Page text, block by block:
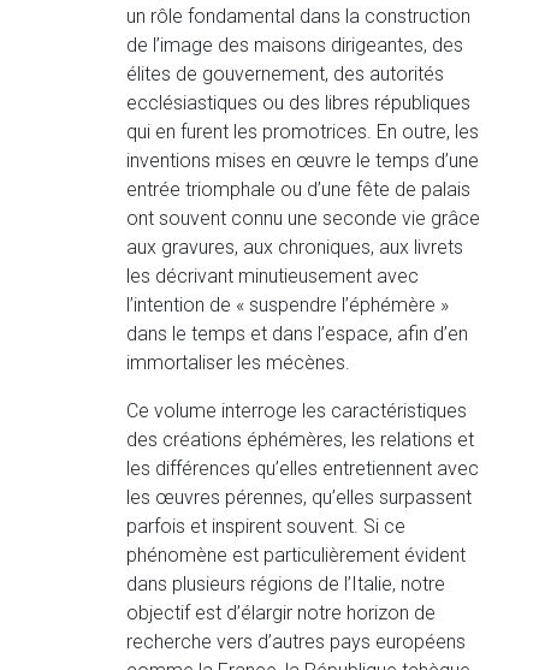
un rôle fondamental dans la construction
de l’image des maisons dirigeantes, des
élites de gouvernement, des autorités
ecclésiastiques ou des libres républiques
qui en furent les promotrices. En outre, les
inventions mises en œuvre le temps d’une
entrée triomphale ou d’une fête de palais
ont souvent connu une seconde vie grâce
aux gravures, aux chroniques, aux livrets
les décrivant minutieusement avec
l’intention de « suspendre l’éphémère »
dans le temps et dans l’espace, afin d’en
immortaliser les mécènes.
Ce volume interroge les caractéristiques
des créations éphémères, les relations et
les différences qu’elles entretiennent avec
les œuvres pérennes, qu’elles surpassent
parfois et inspirent souvent. Si ce
phénomène est particulièrement évident
dans plusieurs régions de l’Italie, notre
objectif est d’élargir notre horizon de
recherche vers d’autres pays européens